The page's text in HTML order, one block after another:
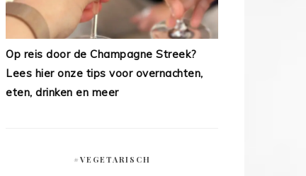
Op reis door de Champagne Streek?
Lees hier onze tips voor overnachten,
eten, drinken en meer
#VEGETARISCH